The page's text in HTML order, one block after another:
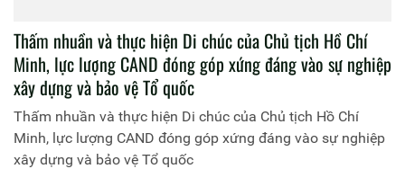
Thấm nhuần và thực hiện Di chúc của Chủ tịch Hồ Chí
Minh, lực lượng CAND đóng góp xứng đáng vào sự nghiệp
xây dựng và bảo vệ Tổ quốc
Thấm nhuần và thực hiện Di chúc của Chủ tịch Hồ Chí
Minh, lực lượng CAND đóng góp xứng đáng vào sự nghiệp
xây dựng và bảo vệ Tổ quốc